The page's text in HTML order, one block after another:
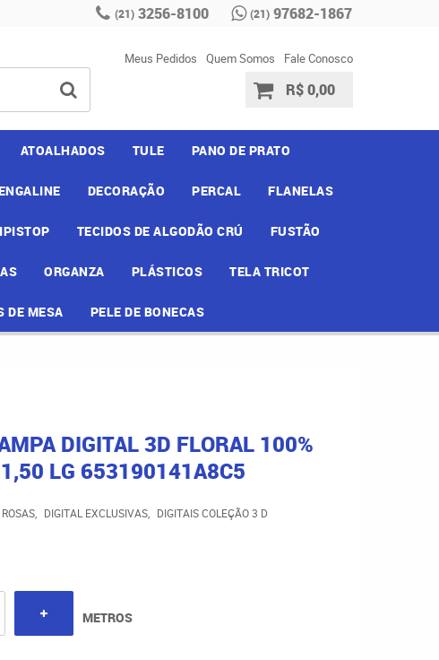
(21) 3256-8100 (21) 97682-1867
Meus Pedidos Quem Somos Fale Conosco
R$ 0,00
ATOALHADOS TULE PANO DE PRATO
DECORAÇÃO PERCAL FLANELAS
TECIDOS DE ALGODÃO CRÚ FUSTÃO
ORGANZA PLÁSTICOS TELA TRICOT
DE MESA PELE DE BONECAS
DIGITAL 3D FLORAL 100%
1,50 LG 653190141A8C5
ROSAS DIGITAL EXCLUSIVAS
DIGITAIS COLEÇÃO 3 D
METROS